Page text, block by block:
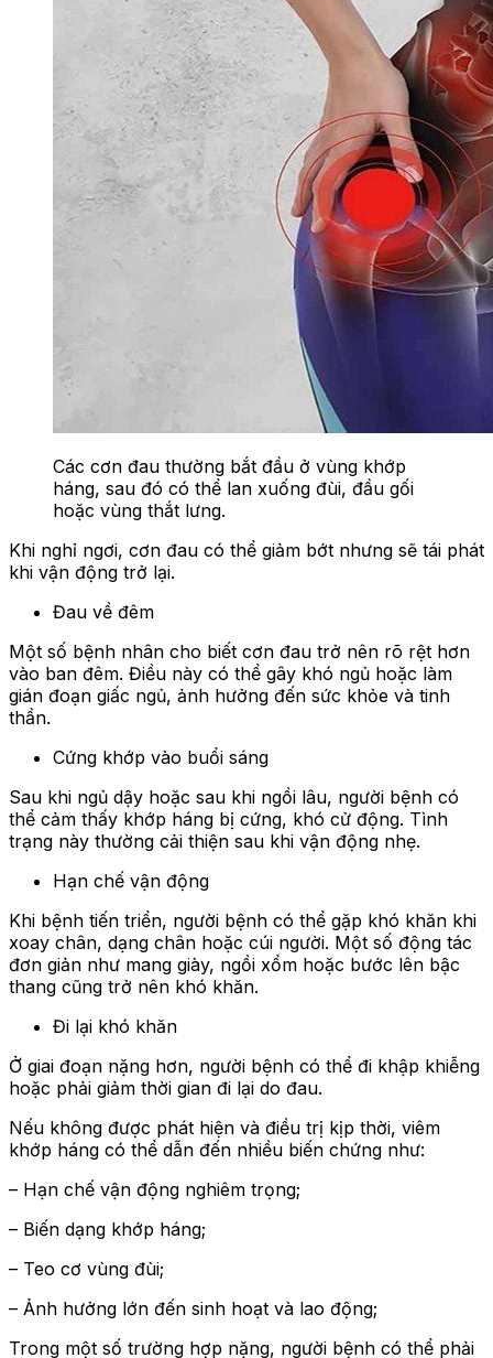
Các cơn đau thường bắt đầu ở vùng khớp
háng, sau đó có thể lan xuống đùi, đầu gối
hoặc vùng thắt lưng.
Khi nghỉ ngơi, cơn đau có thể giảm bớt nhưng sẽ tái phát
khi vận động trở lại.
Đau về đêm
Một số bệnh nhân cho biết cơn đau trở nên rõ rệt hơn
vào ban đêm. Điều này có thể gây khó ngủ hoặc làm
gián đoạn giấc ngủ, ảnh hưởng đến sức khỏe và tinh
thần.
Cứng khớp vào buổi sáng
Sau khi ngủ dậy hoặc sau khi ngồi lâu, người bệnh có
thể cảm thấy khớp háng bị cứng, khó cử động. Tình
trạng này thường cải thiện sau khi vận động nhẹ.
Hạn chế vận động
Khi bệnh tiến triển, người bệnh có thể gặp khó khăn khi
xoay chân, dạng chân hoặc cúi người. Một số động tác
đơn giản như mang giày, ngồi xổm hoặc bước lên bậc
thang cũng trở nên khó khăn.
Đi lại khó khăn
Ở giai đoạn nặng hơn, người bệnh có thể đi khập khiễng
hoặc phải giảm thời gian đi lại do đau.
Nếu không được phát hiện và điều trị kịp thời, viêm
khớp háng có thể dẫn đến nhiều biến chứng như:
– Hạn chế vận động nghiêm trọng;
– Biến dạng khớp háng;
– Teo cơ vùng đùi;
– Ảnh hưởng lớn đến sinh hoạt và lao động;
Trong một số trường hợp nặng, người bệnh có thể phải